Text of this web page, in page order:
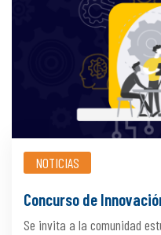
NOTICIAS
Concurso de
Se invita a la comunidad